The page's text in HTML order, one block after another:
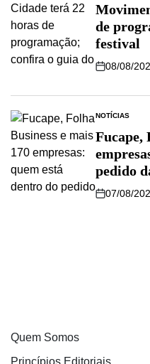
de
festival
08/08/
NOTÍCIAS
Fucape,
pedido
07/08/
Quem Somos
Princípios Editoriais